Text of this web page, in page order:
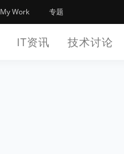
My Work 专题
IT资讯 技术讨论